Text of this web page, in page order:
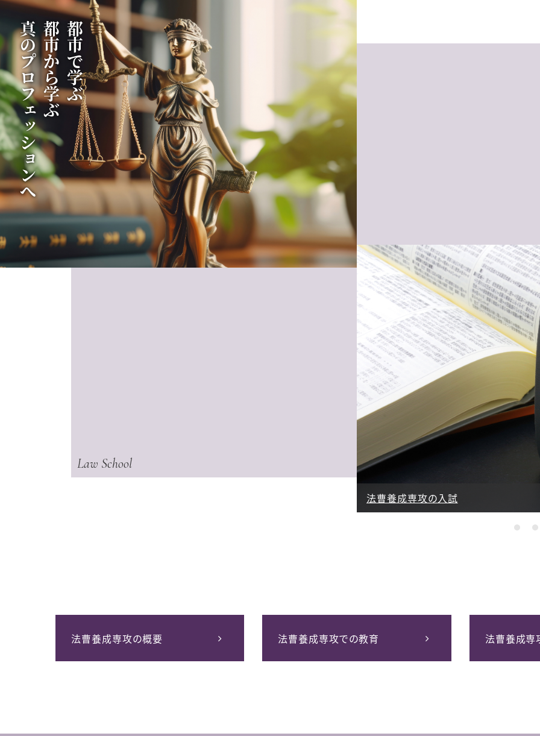
都市で学ぶ
都市から学ぶ
真のプロフェッションへ
法曹養成専攻の概要
法曹養成専攻での教育
法曹養成専攻の入試
Law School
法曹養成専攻の概要 法曹養成専攻での教育 法曹養成専